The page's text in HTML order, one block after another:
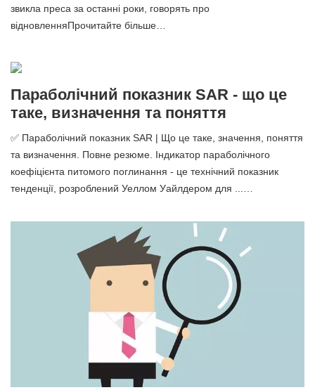
звикла преса за останні роки, говорять про
відновленняПрочитайте більше…
Параболічний показник SAR - що це
таке, визначення та поняття
✅ Параболічний показник SAR | Що це таке, значення, поняття
та визначення. Повне резюме. Індикатор параболічного
коефіцієнта питомого поглинання - це технічний показник
тенденції, розроблений Уеллом Уайлдером для ...…